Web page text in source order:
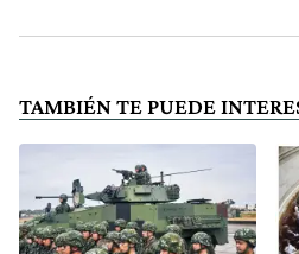
TAMBIÉN TE PUEDE